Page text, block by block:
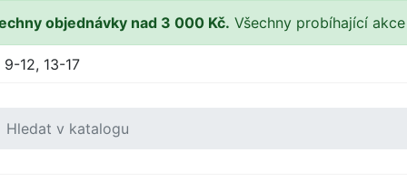
objednávky nad 3 000 Kč. Všechny probíhající akce
9-12, 13-17